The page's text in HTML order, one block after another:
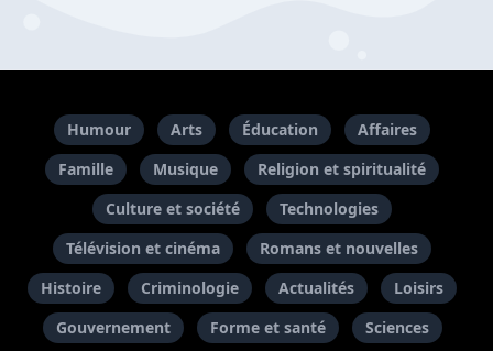
Humour Arts Éducation
Affaires
Famille
Musique
Religion et spiritualité
Culture et société
Technologies
Télévision et cinéma
Romans et nouvelles
Histoire
Criminologie Actualités
Loisirs
Gouvernement
Forme et santé Sciences